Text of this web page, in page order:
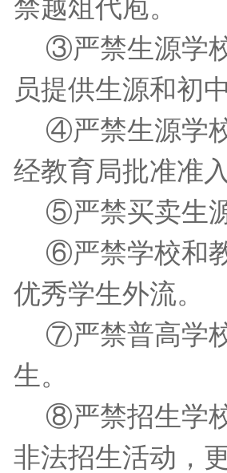
禁越俎代庖。
③严禁生源学
员提供生源和初
④严禁生源学
经教育局批准准
⑤严禁买卖生
⑥严禁学校和
优秀学生外流。
⑦严禁普高学
生。
⑧严禁招生学
非法招生活动，